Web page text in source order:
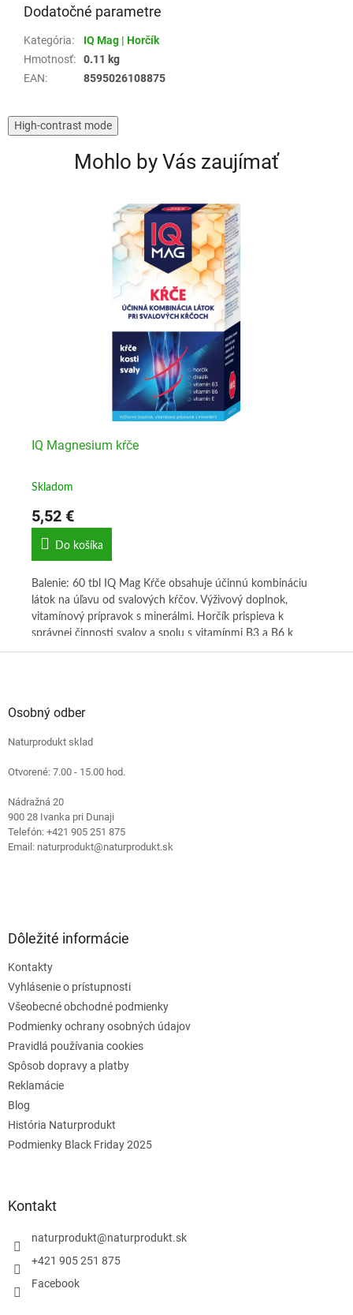
Dodatočné parametre
Kategória:
IQ Mag | Horčík
Hmotnosť:
0.11 kg
EAN: 8595026108875
High-contrast mode
Mohlo by Vás zaujímať
IQ Magnesium kŕče
Skladom
5,52 €
Do košíka
Balenie: 60 tbl IQ Mag Kŕče obsahuje účinnú kombináciu
látok na úľavu od svalových kŕčov. Výživový doplnok,
vitamínový prípravok s minerálmi. Horčík prispieva k
správnej činnosti svalov a spolu s vitamínmi B3 a B6 k
normálnej činnosti nervovej sústavy Spolu s draslíkom
a
Osobný odber
Naturprodukt sklad
Otvorené: 7.00 - 15.00 hod.
Nádražná 20
900 28 Ivanka pri Dunaji
Telefón: +421 905 251 875
Email: naturprodukt@naturprodukt.sk
Dôležité informácie
Kontakty
Vyhlásenie o prístupnosti
Všeobecné obchodné podmienky
Podmienky ochrany osobných údajov
Pravidlá používania cookies
Spôsob dopravy a platby
Reklamácie
Blog
História Naturprodukt
Podmienky Black Friday 2025
Kontakt
naturprodukt@naturprodukt.sk
+421 905 251 875
Facebook